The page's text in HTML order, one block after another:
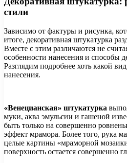
стили
Зависимо от фактуры и рисунка,
итоге, декоративная штукатурка
Вместе с этим различаются не
особенности нанесения и способы
Разглядим подробнее хоть какой
нанесения.
«Венецианская» штукатурка
муки, аква эмульсии и гашеной
быть только на совершенно
эффект мрамора. Более того, рука
целые картины «мраморной
поверхность остается совершенно